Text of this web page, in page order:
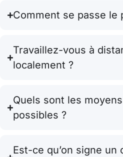
Comment se passe le
Travaillez-vous à
localement ?
Quels sont les
possibles ?
Est-ce qu’on signe un